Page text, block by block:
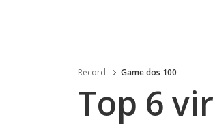
Record Game dos 100
Top 6